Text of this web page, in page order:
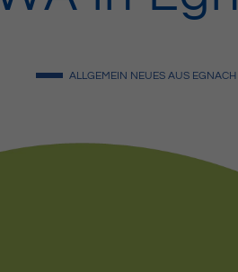
ALLGEMEIN NEUES AUS EGNACH